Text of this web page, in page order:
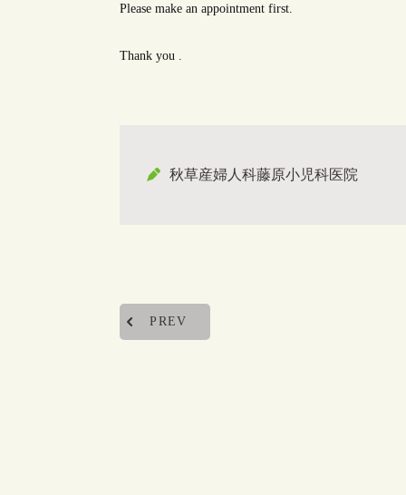
Please make an appointment first.
Thank you .
秋草産婦人科藤原小児科医院
PREV